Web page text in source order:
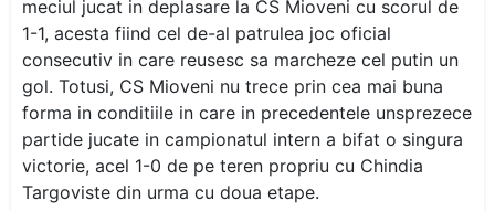
meciul jucat in deplasare la CS Mioveni cu scorul de
1-1, acesta fiind cel de-al patrulea joc oficial
consecutiv in care reusesc sa marcheze cel putin un
gol. Totusi, CS Mioveni nu trece prin cea mai buna
forma in conditiile in care in precedentele unsprezece
partide jucate in campionatul intern a bifat o singura
victorie, acel 1-0 de pe teren propriu cu Chindia
Targoviste din urma cu doua etape.